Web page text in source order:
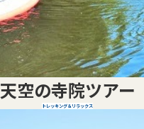
天空の寺院ツアー
トレッキング＆リラックス